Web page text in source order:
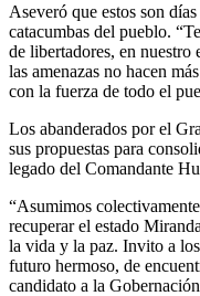
Aseveró que estos son
catacumbas del pueblo.
de libertadores, en nuestro
las amenazas no hacen
con la fuerza de todo el
Los abanderados por el
sus propuestas para
legado del Comandante
“Asumimos
recuperar el estado
la vida y la paz. Invito a
futuro hermoso, de
candidato a la